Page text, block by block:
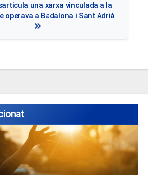
una xarxa vinculada a la
operava a Badalona i Sant Adrià